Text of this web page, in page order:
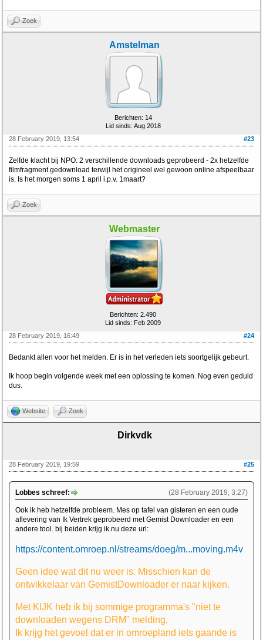
Zoek
Amstelman
Berichten: 14
Lid sinds: Aug 2018
#23
28 February 2019, 13:54
Zelfde klacht bij NPO: 2 verschillende downloads geprobeerd - 2x hetzelfde
filmfragment gedownload terwijl het origineel wel gewoon online afspeelbaar
is. Is het morgen soms 1 april i.p.v. 1maart?
Zoek
Webmaster
Berichten: 2.490
Lid sinds: Feb 2009
#24
28 February 2019, 16:49
Bedankt allen voor het melden. Er is in het verleden iets soortgelijk gebeurt.
Ik hoop begin volgende week met een oplossing te komen. Nog even geduld
dus.
Website Zoek
Dirkvdk
#25
28 February 2019, 19:59
(28 February 2019, 3:27)
Lobbes schreef:
Ook ik heb hetzelfde probleem. Mes op tafel van gisteren en een oude
aflevering van Ik Vertrek geprobeerd met Gemist Downloader en een
andere tool. bij beiden krijg ik nu deze url:
https://content.omroep.nl/streams/doeg/m...moving.m4v
Geen idee wat dit nu weer is. Misschien kan de
ontwikkelaar van GemistDownloader er naar kijken.
Met KIJK heb ik bij sommige programma's "niet te
downloaden wegens DRM" melding.
Ik krijg het gevoel dat er in omroepland iets gaande is